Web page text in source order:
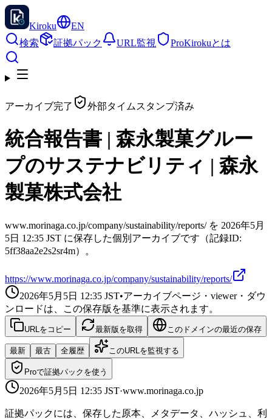
Kiroku
EN
検索
証拠パック URL監視 ProKirokuとは
アーカイブ完了 外部タイムスタンプ済み
統合報告書 | 森永製菓グルー
プのサステナビリティ | 森永
製菓株式会社
www.morinaga.co.jp/company/sustainability/reports/ を 2026年5月
5日 12:35 JST に保存した個別アーカイブです（記録ID:
5ff38aa2e2s2sr4m）。
https://www.morinaga.co.jp/company/sustainability/reports/
2026年5月5日 12:35 JST•アーカイブページ・viewer・ダウ
ンロードは、この保存版を基準に表示されます。
URLをコピー 最新版を取得 このドメインの最近の保存
最新 最古 全履歴 このURLを監視する
Proで証拠パックを使う
2026年5月5日 12:35 JST·www.morinaga.co.jp
証拠パックには、保存した原本、メタデータ、ハッシュ、利